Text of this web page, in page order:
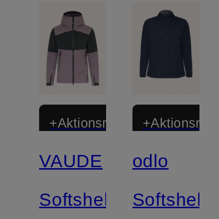
+Aktionsrabatt
Zertifiziert
VAUDE
Softshell-
Zertifiziert
odlo
Softshell-